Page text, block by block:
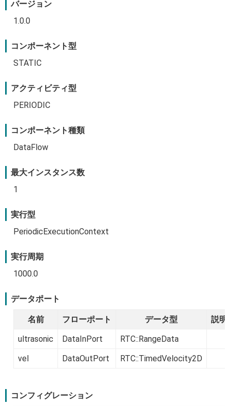
バージョン
1.0.0
コンポーネント型
STATIC
アクティビティ型
PERIODIC
コンポーネント種類
DataFlow
最大インスタンス数
1
実行型
PeriodicExecutionContext
実行周期
1000.0
データポート
名前 フローポート データ型
説明
ultrasonic
DataInPort
RTC::RangeData
vel
DataOutPort RTC::TimedVelocity2D
コンフィグレーション